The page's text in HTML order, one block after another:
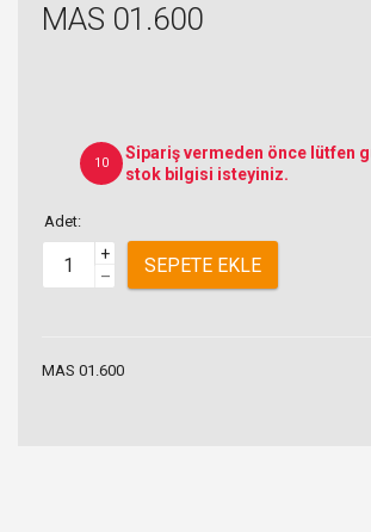
MAS 01.600
10
Sipariş vermeden önce lütfen
stok bilgisi isteyiniz.
Adet:
+
–
SEPETE EKLE
MAS 01.600